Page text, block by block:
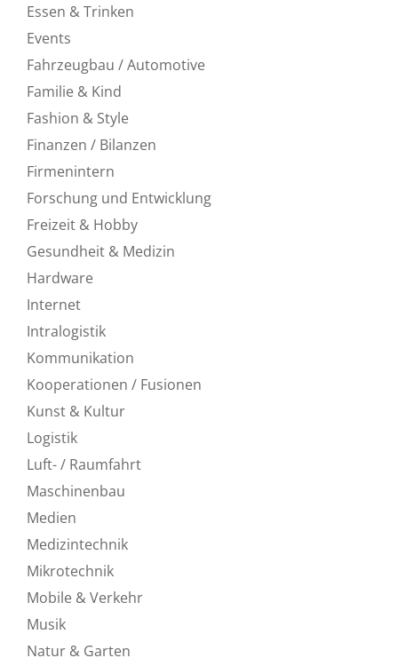
Essen & Trinken
Events
Fahrzeugbau / Automotive
Familie & Kind
Fashion & Style
Finanzen / Bilanzen
Firmenintern
Forschung und Entwicklung
Freizeit & Hobby
Gesundheit & Medizin
Hardware
Internet
Intralogistik
Kommunikation
Kooperationen / Fusionen
Kunst & Kultur
Logistik
Luft- / Raumfahrt
Maschinenbau
Medien
Medizintechnik
Mikrotechnik
Mobile & Verkehr
Musik
Natur & Garten